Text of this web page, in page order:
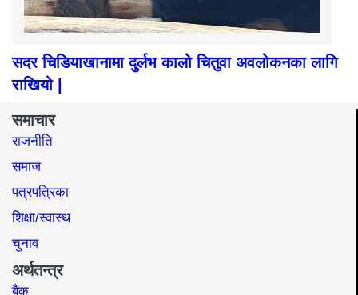
सदर चिडियाखानामा दुर्लभ कालो चितुवा अवलोकनका लागि
राखियो |
समाचार
राजनीति
समाज​
पत्रपत्रिका
शिक्षा/स्वास्थ
चुनाव
अर्थतन्त्र
बैंक